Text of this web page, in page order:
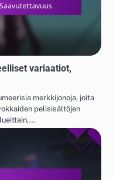
variaatiot,
merkkijonoja, joita
pelisisältöjen